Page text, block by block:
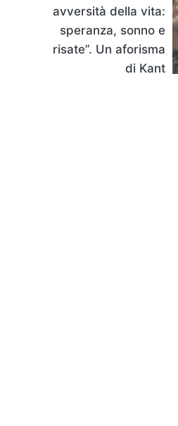
avversità della vita:
speranza, sonno e
risate”. Un aforisma
di Kant